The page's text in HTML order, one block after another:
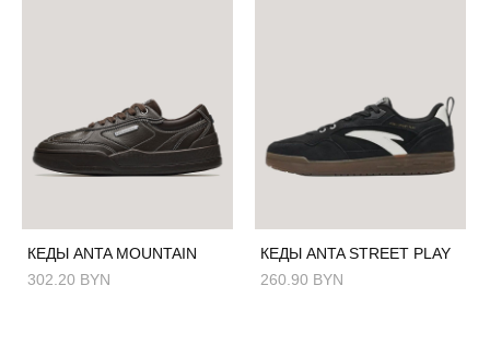
КЕДЫ ANTA MOUNTAIN
302.20 BYN
КЕДЫ ANTA STREET PLAY
260.90 BYN